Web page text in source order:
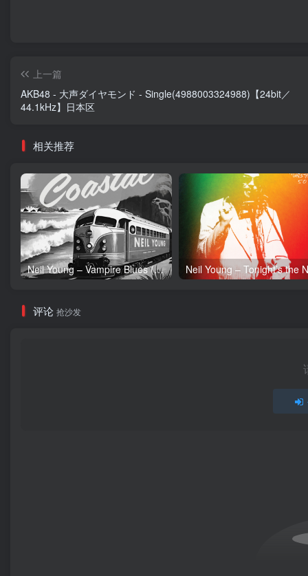
上一篇
AKB48 - 大声ダイヤモンド - Single(4988003324988)【24bit／
44.1kHz】日本区
相关推荐
Neil Young – Vampire Blues (Live) – Single(054391239303)【24bit／96.0kHz】土耳其区
评论 抢沙发